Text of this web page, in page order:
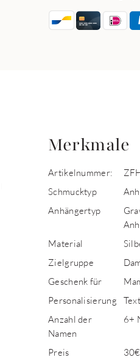
Merkmale
Artikelnummer:
Schmucktyp
Anhängertyp
Material
Zielgruppe
Geschenk für
Personalisierung
Anzahl der
Namen
6+
Preis